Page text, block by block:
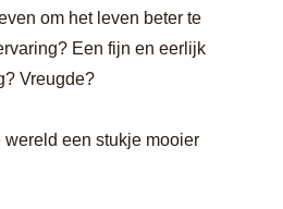
om het leven beter te
Een fijn en eerlijk
Vreugde?
wereld een stukje mooier